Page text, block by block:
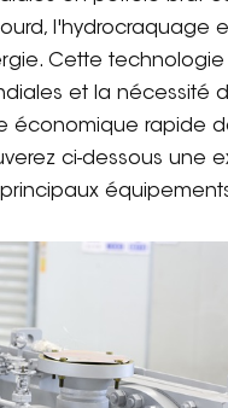
l'hydrocraquage
Cette
et la nécessité
économique rapide
ci-dessous une